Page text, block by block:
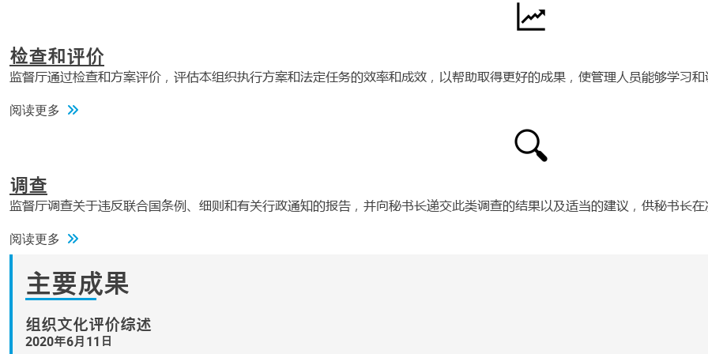
检查和评价
监督厅通过检查和方案评价，评估本组织执行方案和法定任务的效率和成效，以帮助取得更好的成果，使管理人员能够学习
阅读更多
调查
监督厅调查关于违反联合国条例、细则和有关行政通知的报告，并向秘书长递交此类调查的结果以及适当的建议，供秘书长
阅读更多
主要成果
组织文化评价综述
2020年6月11日